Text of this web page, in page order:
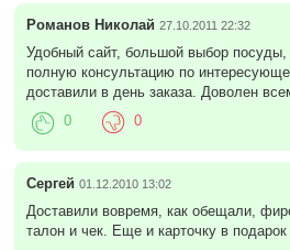
Романов Николай 27.10.2011 22:32
Удобный сайт, большой выбор
полную консультацию по
доставили в день заказа. Доволен
0 0
Сергей 01.12.2010 13:02
Доставили вовремя, как обещали,
талон и чек. Еще и карточку в